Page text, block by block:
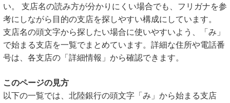
い。 支店名の読み方が分かりにくい場合でも、フリガナを参
考にしながら目的の支店を探しやすい構成にしています。
支店名の頭文字から探したい場合に使いやすいよう、「み」
で始まる支店を一覧でまとめています。詳細な住所や電話番
号は、各支店の「詳細情報」から確認できます。
このページの見方
以下の一覧では、北陸銀行の頭文字「み」から始まる支店